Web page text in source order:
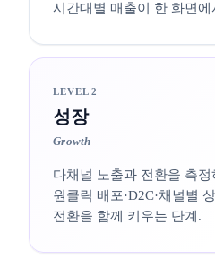
시간대별 매출이 한 화면에
LEVEL 2
성장
Growth
다채널 노출과 전환을 측
원클릭 배포·D2C·채널별
전환을 함께 키우는 단계.